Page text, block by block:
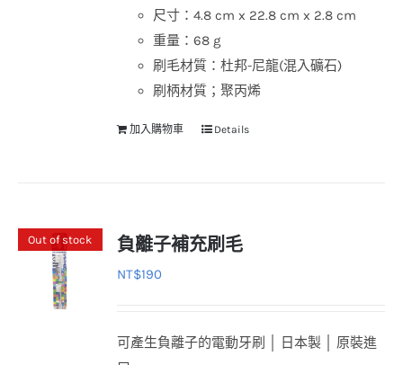
尺寸：4.8 cm x 22.8 cm x 2.8 cm
重量：68 g
刷毛材質：杜邦-尼龍(混入礦石)
刷柄材質；聚丙烯
加入購物車 Details
Out of stock 負離子補充刷毛
NT$190
可產生負離子的電動牙刷 │ 日本製 │ 原裝進